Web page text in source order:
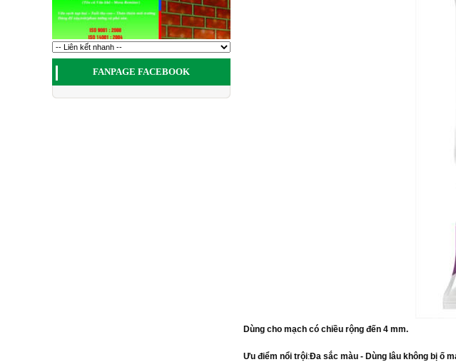
FANPAGE FACEBOOK
Dùng cho mạch có chiều rộng đến 4 mm.
Ưu điểm nổi trội:Đa sắc màu - Dùng lâu không bị ố